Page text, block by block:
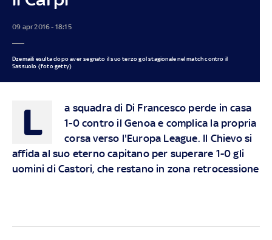
09 apr 2016 - 18:15
Dzemaili esulta dopo aver segnato il suo terzo gol stagionale nel match contro il
Sassuolo (foto getty)
L
a squadra di Di Francesco perde in casa
1-0 contro il Genoa e complica la propria
corsa verso l'Europa League. Il Chievo si
affida al suo eterno capitano per superare 1-0 gli
uomini di Castori, che restano in zona retrocessione